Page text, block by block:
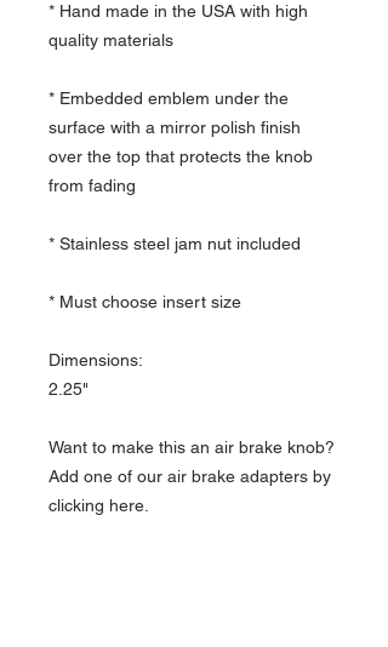
* Hand made in the USA with high
quality materials
* Embedded emblem under the
surface with a mirror polish finish
over the top that protects the knob
from fading
* Stainless steel jam nut included
* Must choose insert size
Dimensions:
2.25"
Want to make this an air brake knob?
Add one of our air brake adapters by
clicking here.